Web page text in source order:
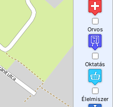
Orvos
Oktatás
Élelmiszer